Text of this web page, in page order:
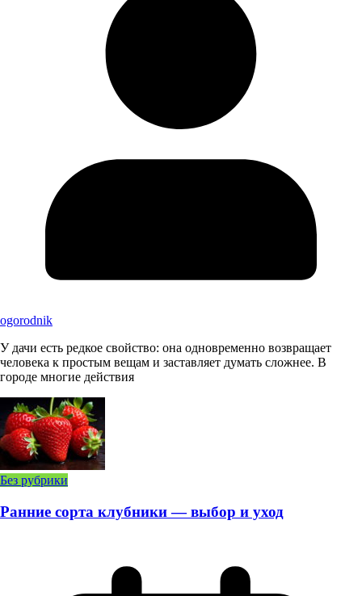
ogorodnik
У дачи есть редкое свойство: она одновременно возвращает
человека к простым вещам и заставляет думать сложнее. В
городе многие действия
Без рубрики
Ранние сорта клубники — выбор и уход